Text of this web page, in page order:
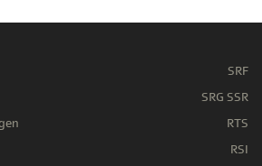
SRF
SRG SSR
RTS
RSI